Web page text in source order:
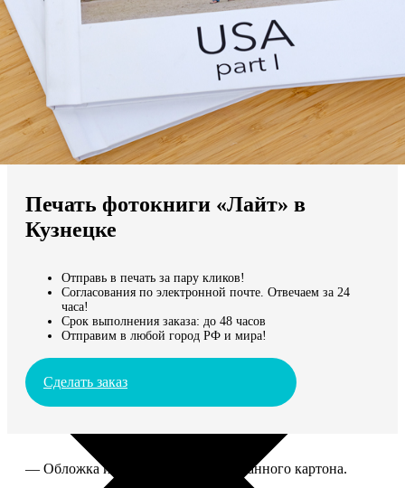
Мы доставляем по всему миру
Продолжить без города
Печать фотокниги «Лайт» в
Кузнецке
Отправь в печать за пару кликов!
Согласования по электронной почте. Отвечаем за 24
часа!
Срок выполнения заказа: до 48 часов
Отправим в любой город РФ и мира!
Сделать заказ
— Обложка из твердого ламинированного картона.